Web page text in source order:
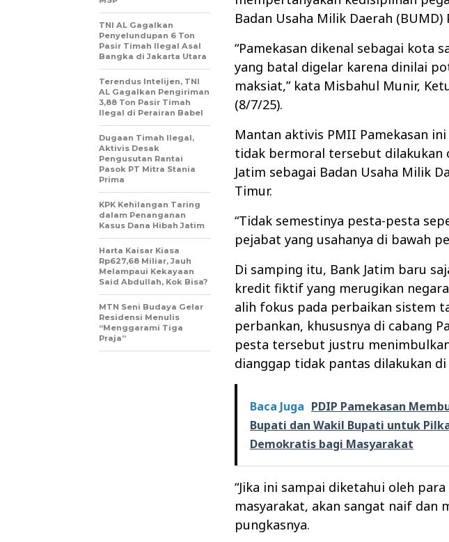
Badan Usaha Milik Daerah (BUMD)
“Pamekasan dikenal sebagai kota
yang batal digelar karena dinilai
maksiat,” kata Misbahul Munir,
(8/7/25).
Mantan aktivis PMII Pamekasan
tidak bermoral tersebut dilakukan
Jatim sebagai Badan Usaha Milik
Timur.
“Tidak semestinya pesta-pesta
pejabat yang usahanya di bawah
Di samping itu, Bank Jatim baru
kredit fiktif yang merugikan
alih fokus pada perbaikan sistem
perbankan, khususnya di cabang
pesta tersebut justru
dianggap tidak pantas dilakukan
Baca Juga PDIP Pamekasan
Bupati dan Wakil Bupati untuk
Demokratis bagi Masyarakat
“Jika ini sampai diketahui oleh
masyarakat, akan sangat naif dan
pungkasnya.
TNI AL Gagalkan
Penyelundupan 6 Ton
Pasir Timah Ilegal Asal
Bangka di Jakarta Utara
Terendus Intelijen, TNI
AL Gagalkan Pengiriman
3,88 Ton Pasir Timah
Ilegal di Perairan Babel
Dugaan Timah Ilegal,
Aktivis Desak
Pengusutan Rantai
Pasok PT Mitra Stania
Prima
KPK Kehilangan Taring
dalam Penanganan
Kasus Dana Hibah Jatim
Harta Kaisar Kiasa
Rp627,68 Miliar, Jauh
Melampaui Kekayaan
Said Abdullah, Kok Bisa?
MTN Seni Budaya Gelar
Residensi Menulis
“Menggarami Tiga
Praja”